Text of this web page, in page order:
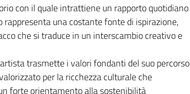
con il quale intrattiene un rapporto quotidiano
una costante fonte di ispirazione,
che si traduce in un interscambio creativo e
trasmette i valori fondanti del suo percorso
per la ricchezza culturale che
forte orientamento alla sostenibilità